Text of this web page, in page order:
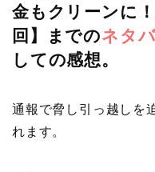
金もクリーンに
回】までのネタ
しての感想。
通報で脅し引っ越しを
れます。